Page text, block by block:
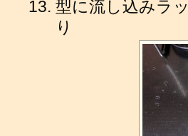
型に流し込みラ
り